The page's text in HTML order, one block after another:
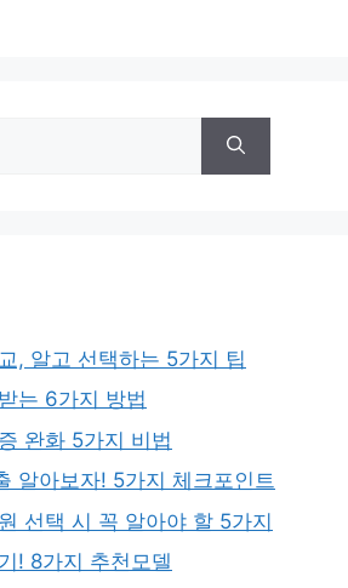
, 알고 선택하는 5가지 팁
는 6가지 방법
완화 5가지 비법
알아보자! 5가지 체크포인트
선택 시 꼭 알아야 할 5가지
! 8가지 추천모델